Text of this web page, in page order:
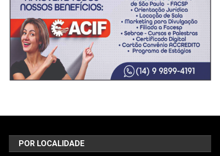
POR LOCALIDADE